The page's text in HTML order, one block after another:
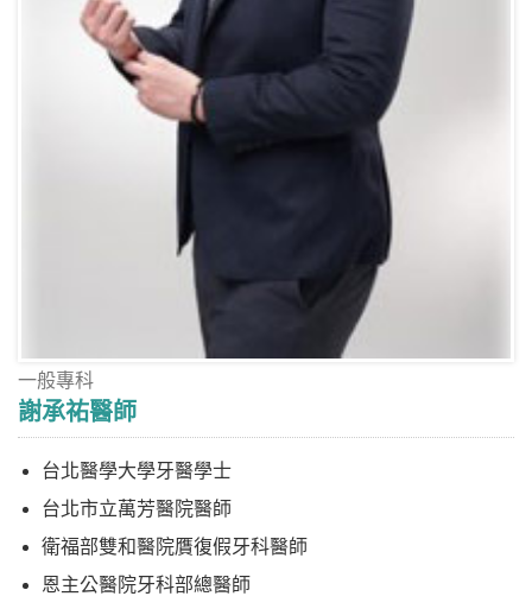
一般專科
謝承祐醫師
台北醫學大學牙醫學士
台北市立萬芳醫院醫師
衛福部雙和醫院贋復假牙科醫師
恩主公醫院牙科部總醫師